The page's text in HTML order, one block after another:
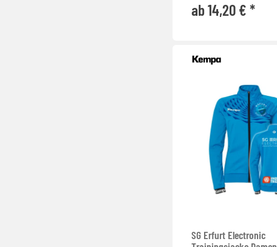
ab 14,20 € *
SG Erfurt Electronic